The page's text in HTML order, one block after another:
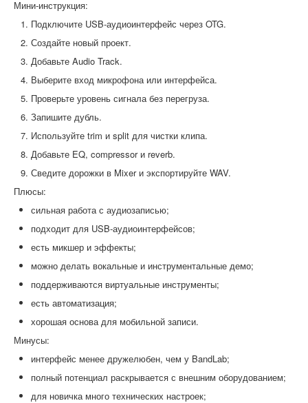
Мини-инструкция:
Подключите USB-аудиоинтерфейс через OTG.
Создайте новый проект.
Добавьте Audio Track.
Выберите вход микрофона или интерфейса.
Проверьте уровень сигнала без перегруза.
Запишите дубль.
Используйте trim и split для чистки клипа.
Добавьте EQ, compressor и reverb.
Сведите дорожки в Mixer и экспортируйте WAV.
Плюсы:
сильная работа с аудиозаписью;
подходит для USB-аудиоинтерфейсов;
есть микшер и эффекты;
можно делать вокальные и инструментальные демо;
поддерживаются виртуальные инструменты;
есть автоматизация;
хорошая основа для мобильной записи.
Минусы:
интерфейс менее дружелюбен, чем у BandLab;
полный потенциал раскрывается с внешним оборудованием;
для новичка много технических настроек;